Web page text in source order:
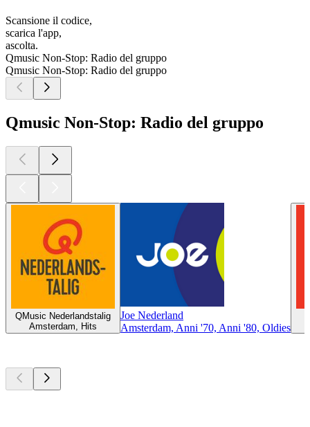
Scansione il codice,
scarica l'app,
ascolta.
Qmusic Non-Stop: Radio del gruppo
Qmusic Non-Stop: Radio del gruppo
Qmusic Non-Stop: Radio del gruppo
QMusic Nederlandstalig
Amsterdam, Hits
Joe Nederland
Amsterdam, Anni '70, Anni '80, Oldies